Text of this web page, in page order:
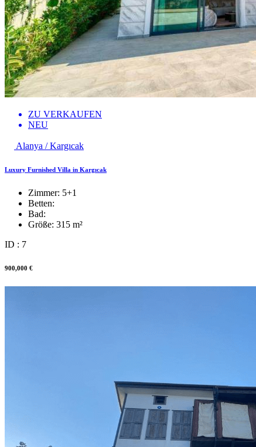
ZU VERKAUFEN
NEU
Alanya / Kargıcak
Luxury Furnished Villa in Kargıcak
Zimmer: 5+1
Betten:
Bad:
Größe: 315 m²
ID : 7
900,000 €